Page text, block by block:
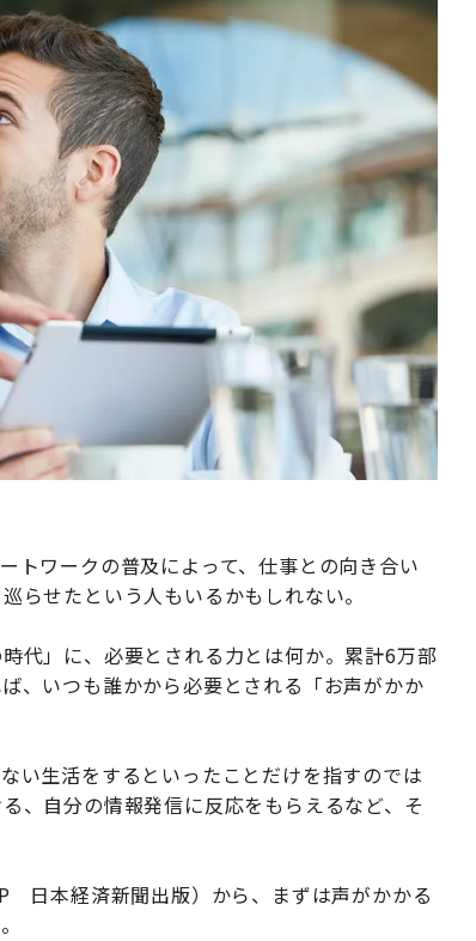
トワークの普及によって、仕事との向き合い
らせたという人もいるかもしれない。
代」に、必要とされる力とは何か。累計6万部
、いつも誰かから必要とされる「お声がかか
い生活をするといったことだけを指すのでは
、自分の情報発信に反応をもらえるなど、そ
日本経済新聞出版）から、まずは声がかかる